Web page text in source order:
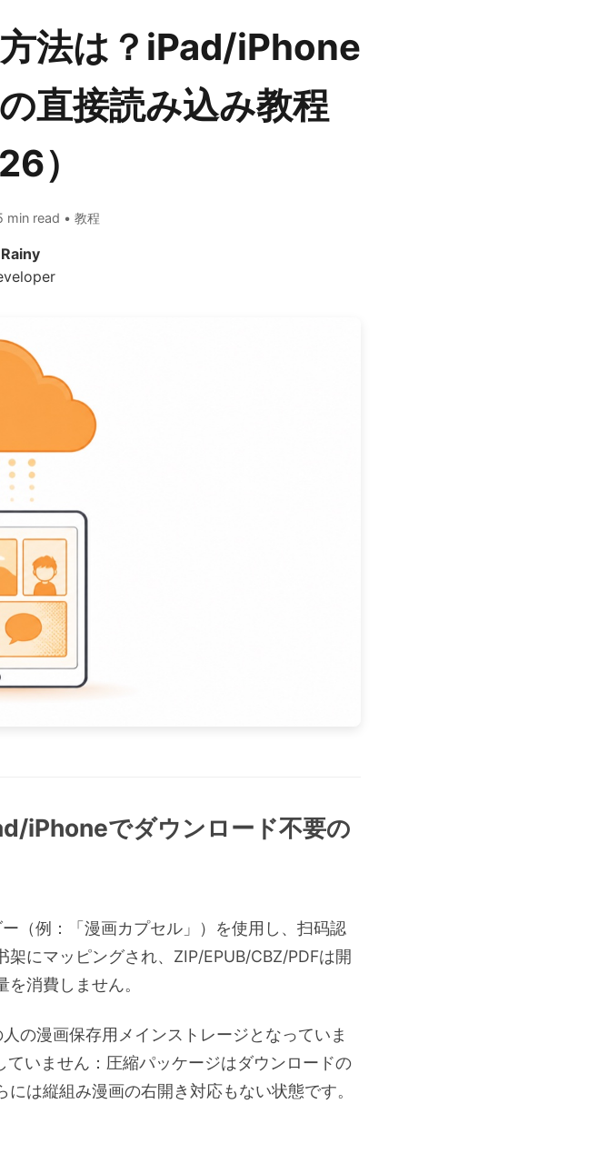
法は？iPad/iPhone
直接読み込み教程
）
min read • 教程
Rainy
iPhoneでダウンロード不要の
（例：「漫画カプセル」）を使用し、扫码認
にマッピングされ、ZIP/EPUB/CBZ/PDFは開
消費しません。
の漫画保存用メインストレージとなっていま
いません：圧縮パッケージはダウンロードの
は縦組み漫画の右開き対応もない状態です。